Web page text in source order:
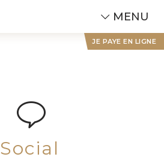
MENU
JE PAYE EN LIGNE
Social